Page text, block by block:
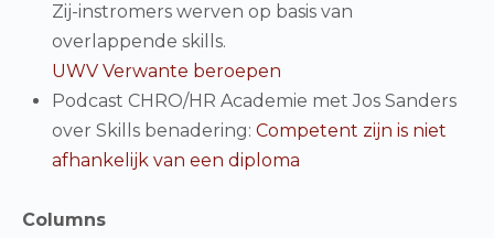
Zij-instromers werven op basis van
overlappende skills.
UWV Verwante beroepen
Podcast CHRO/HR Academie met Jos Sanders
over Skills benadering: Competent zijn is niet
afhankelijk van een diploma
Columns